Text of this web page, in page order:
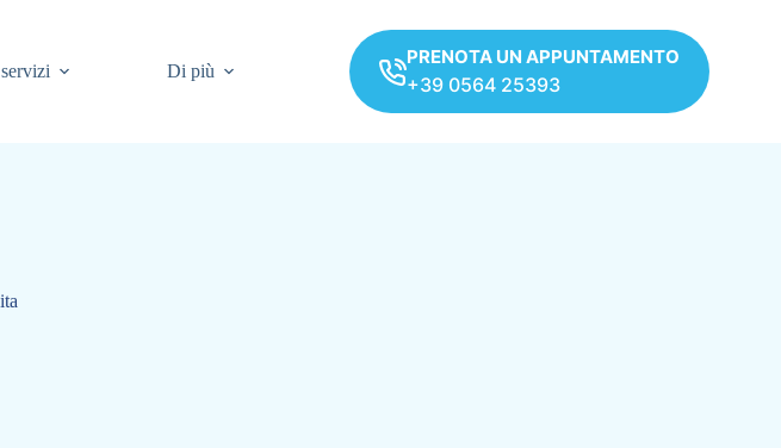
Di più
PRENOTA UN APPUNTAMENTO
+39 0564 25393